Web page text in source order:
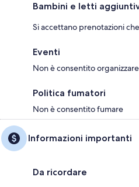
Bambini e letti
Si accettano prenotazioni
Eventi
Non è consentito
Politica fumatori
Non è consentito fumare
Informazioni importanti
Da ricordare